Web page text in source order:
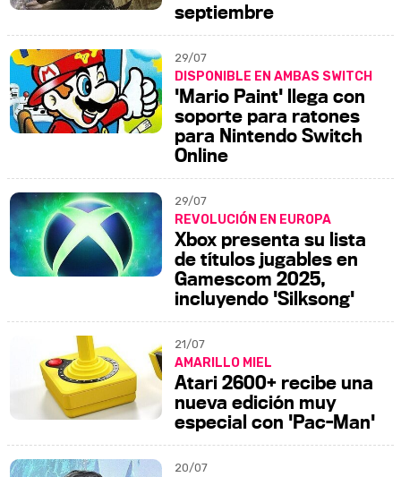
septiembre
29/07
DISPONIBLE EN AMBAS SWITCH
'Mario Paint' llega con
soporte para ratones
para Nintendo Switch
Online
29/07
REVOLUCIÓN EN EUROPA
Xbox presenta su lista
de títulos jugables en
Gamescom 2025,
incluyendo 'Silksong'
21/07
AMARILLO MIEL
Atari 2600+ recibe una
nueva edición muy
especial con 'Pac-Man'
20/07